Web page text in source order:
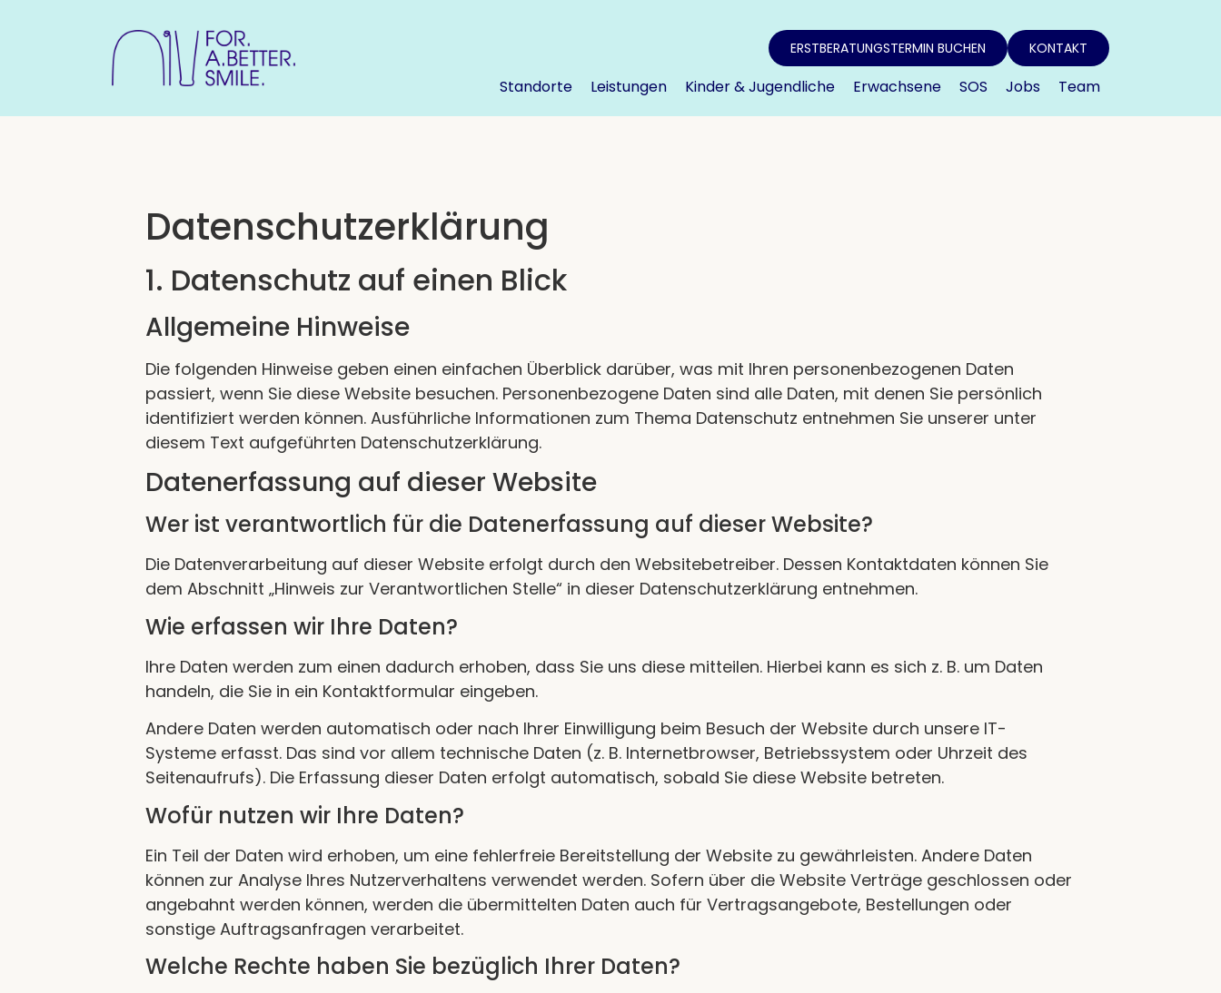
KONTAKT
ERSTBERATUNGSTERMIN BUCHEN
Standorte Leistungen Kinder & Jugendliche Erwachsene SOS Jobs Team
Datenschutz­erklärung
1. Datenschutz auf einen Blick
Allgemeine Hinweise
Die folgenden Hinweise geben einen einfachen Überblick darüber, was mit Ihren personenbezogenen Daten
passiert, wenn Sie diese Website besuchen. Personenbezogene Daten sind alle Daten, mit denen Sie persönlich
identifiziert werden können. Ausführliche Informationen zum Thema Datenschutz entnehmen Sie unserer unter
diesem Text aufgeführten Datenschutzerklärung.
Datenerfassung auf dieser Website
Wer ist verantwortlich für die Datenerfassung auf dieser Website?
Die Datenverarbeitung auf dieser Website erfolgt durch den Websitebetreiber. Dessen Kontaktdaten können Sie
dem Abschnitt „Hinweis zur Verantwortlichen Stelle“ in dieser Datenschutzerklärung entnehmen.
Wie erfassen wir Ihre Daten?
Ihre Daten werden zum einen dadurch erhoben, dass Sie uns diese mitteilen. Hierbei kann es sich z. B. um Daten
handeln, die Sie in ein Kontaktformular eingeben.
Andere Daten werden automatisch oder nach Ihrer Einwilligung beim Besuch der Website durch unsere IT-
Systeme erfasst. Das sind vor allem technische Daten (z. B. Internetbrowser, Betriebssystem oder Uhrzeit des
Seitenaufrufs). Die Erfassung dieser Daten erfolgt automatisch, sobald Sie diese Website betreten.
Wofür nutzen wir Ihre Daten?
Ein Teil der Daten wird erhoben, um eine fehlerfreie Bereitstellung der Website zu gewährleisten. Andere Daten
können zur Analyse Ihres Nutzerverhaltens verwendet werden. Sofern über die Website Verträge geschlossen oder
angebahnt werden können, werden die übermittelten Daten auch für Vertragsangebote, Bestellungen oder
sonstige Auftragsanfragen verarbeitet.
Welche Rechte haben Sie bezüglich Ihrer Daten?